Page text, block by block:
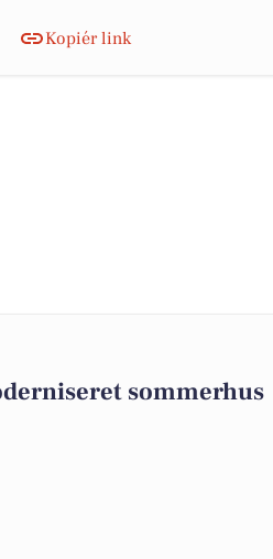
Kopiér link
sommerhus